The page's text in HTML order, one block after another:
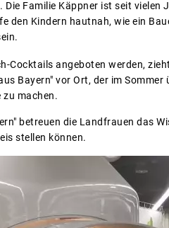
Familie Käppner ist seit vielen
den Kindern hautnah, wie ein
Cocktails angeboten werden,
Bayern" vor Ort, der im
zu machen.
betreuen die Landfrauen das
stellen können.